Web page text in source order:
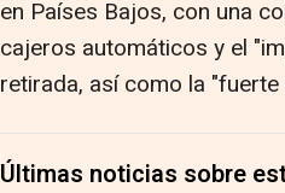
en Países Bajos, con una
cajeros automáticos y el
retirada, así como la
Últimas noticias sobre